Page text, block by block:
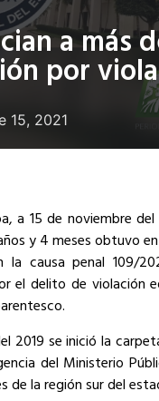
a más
por
15, 2021
a 15 de noviembre
y 4 meses obtuvo
la causa penal 109/
el delito de violación
2019 se inició la
del Ministerio
de la región sur del